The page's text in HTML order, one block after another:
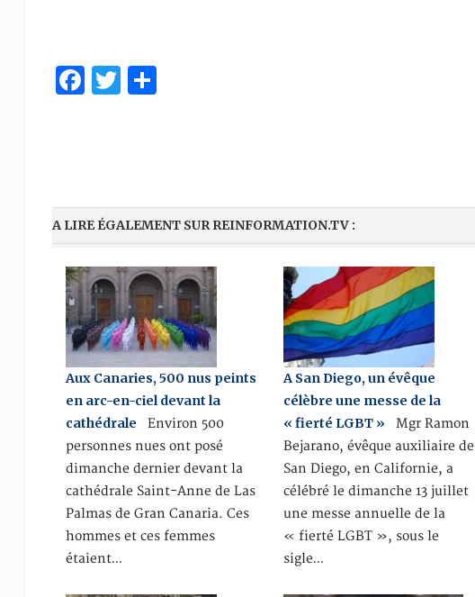
Facebook
Twitter
Share
A LIRE ÉGALEMENT SUR REINFORMATION.TV :
Aux Canaries, 500 nus peints
en arc-en-ciel devant la
cathédrale Environ 500
personnes nues ont posé
dimanche dernier devant la
cathédrale Saint-Anne de Las
Palmas de Gran Canaria. Ces
hommes et ces femmes
étaient…
A San Diego, un évêque
célèbre une messe de la
« fierté LGBT » Mgr Ramon
Bejarano, évêque auxiliaire de
San Diego, en Californie, a
célébré le dimanche 13 juillet
une messe annuelle de la
« fierté LGBT », sous le
sigle…